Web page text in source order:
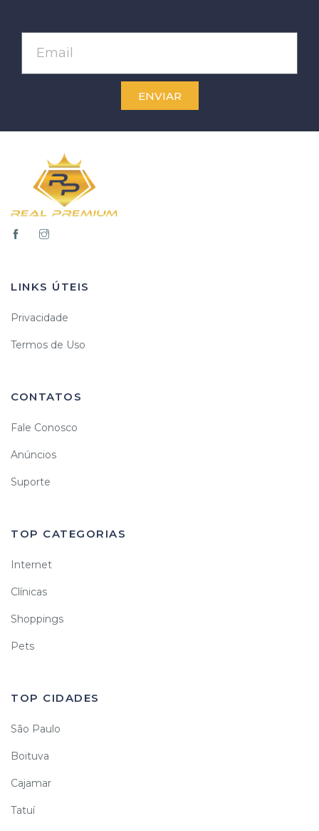
ENVIAR
LINKS ÚTEIS
Privacidade
Termos de Uso
CONTATOS
Fale Conosco
Anúncios
Suporte
TOP CATEGORIAS
Internet
Clínicas
Shoppings
Pets
TOP CIDADES
São Paulo
Boituva
Cajamar
Tatuí